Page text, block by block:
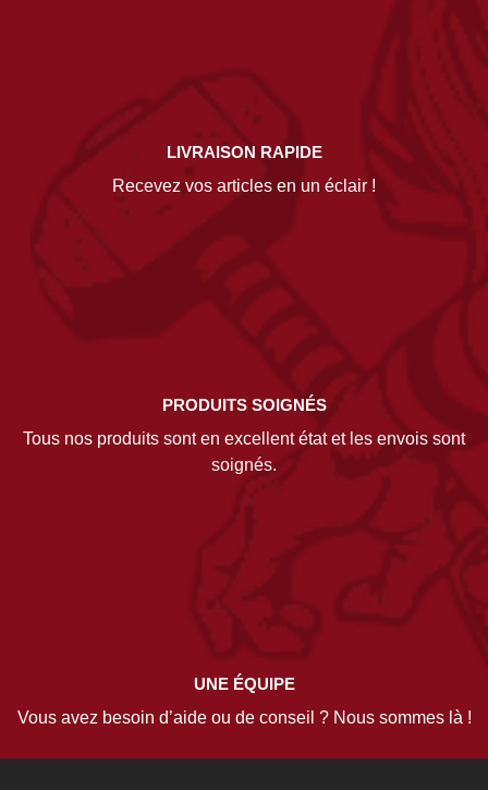
LIVRAISON RAPIDE
Recevez vos articles en un éclair !
PRODUITS SOIGNÉS
Tous nos produits sont en excellent état et les envois sont
soignés.
UNE ÉQUIPE
Vous avez besoin d’aide ou de conseil ? Nous sommes là !